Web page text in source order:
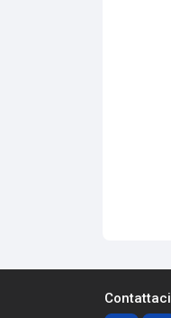
Contattaci